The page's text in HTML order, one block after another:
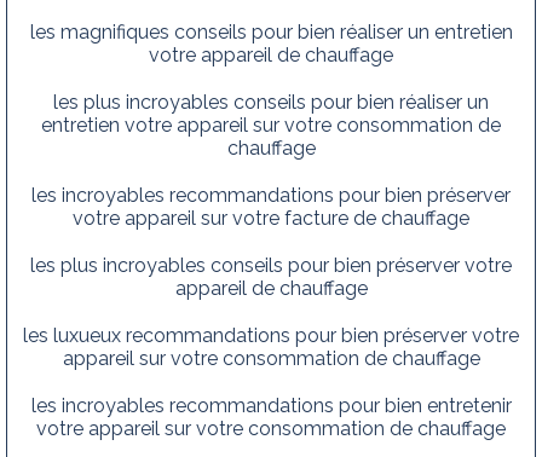
les magnifiques conseils pour bien réaliser un entretien
votre appareil de chauffage
les plus incroyables conseils pour bien réaliser un
entretien votre appareil sur votre consommation de
chauffage
les incroyables recommandations pour bien préserver
votre appareil sur votre facture de chauffage
les plus incroyables conseils pour bien préserver votre
appareil de chauffage
les luxueux recommandations pour bien préserver votre
appareil sur votre consommation de chauffage
les incroyables recommandations pour bien entretenir
votre appareil sur votre consommation de chauffage